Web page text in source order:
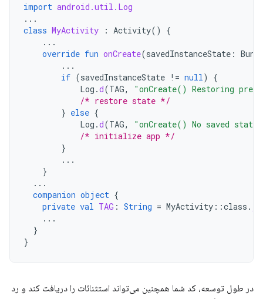
import android.util.Log
...
class MyActivity : Activity()
{
...
override fun onCreate(savedInstanceState :
...
if (savedInstanceState != null)
{
Log .d(TAG,
"onCreate() Restoring
/* restore state */
} else {
Log .d(TAG,
"onCreate() No saved
/* initialize app */
}
...
}
...
companion object {
private val TAG : String = MyActivity ::class .
...
}
}
در طول توسعه، کد شما همچنین می‌تواند استثنائات را دریافت کند و رد